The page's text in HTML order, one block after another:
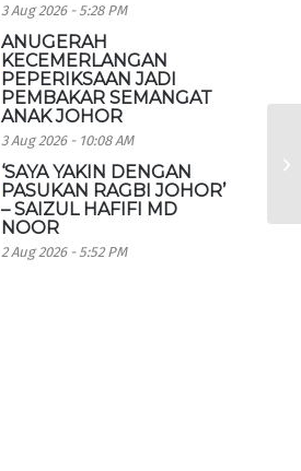
3 Aug 2026 - 5:28 PM
ANUGERAH
KECEMERLANGAN
PEPERIKSAAN JADI
PEMBAKAR SEMANGAT
ANAK JOHOR
3 Aug 2026 - 10:08 AM
‘SAYA YAKIN DENGAN
PASUKAN RAGBI JOHOR’
– SAIZUL HAFIFI MD
NOOR
2 Aug 2026 - 5:52 PM